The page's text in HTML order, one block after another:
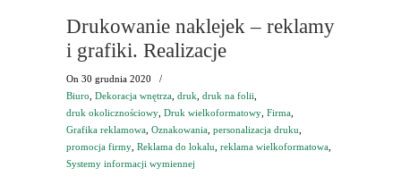
Drukowanie naklejek – reklamy
i grafiki. Realizacje
On 30 grudnia 2020
/
Biuro Dekoracja wnętrza druk druk na folii
druk okolicznościowy Druk wielkoformatowy Firma
Grafika reklamowa Oznakowania personalizacja druku
promocja firmy Reklama do lokalu reklama wielkoformatowa
Systemy informacji wymiennej